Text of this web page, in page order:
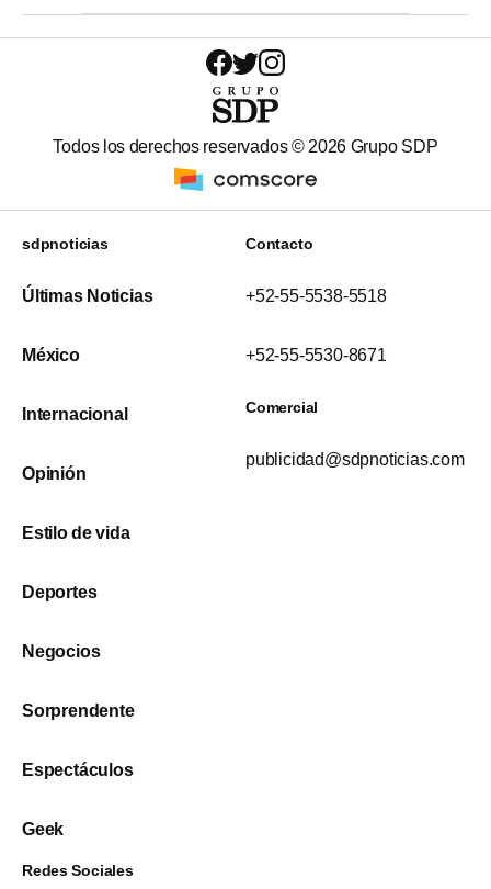
Todos los derechos reservados © 2026 Grupo SDP
sdpnoticias
Últimas Noticias
México
Internacional
Opinión
Estilo de vida
Deportes
Negocios
Sorprendente
Espectáculos
Geek
Contacto
+52-55-5538-5518
+52-55-5530-8671
Comercial
publicidad@sdpnoticias.com
Redes Sociales